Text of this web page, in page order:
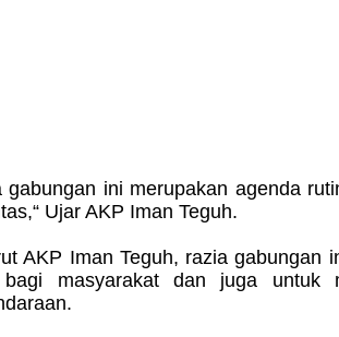
gabungan ini merupakan agenda
Ujar AKP Iman Teguh.
AKP Iman Teguh, razia gabungan
bagi masyarakat dan juga untuk